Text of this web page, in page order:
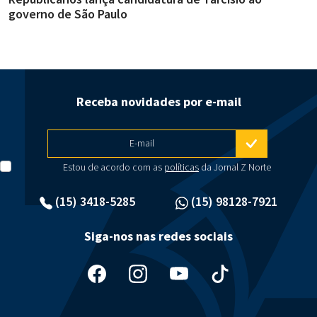
governo de São Paulo
(15) 3418-5285 (15) 98128-7921
Receba novidades por e-mail
E-mail
Estou de acordo com as políticasda Jornal Z Norte
Siga-nos nas redes sociais